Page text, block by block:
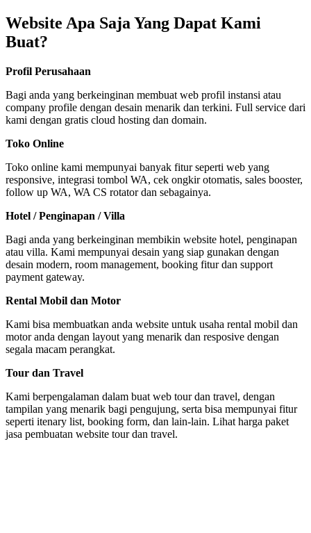
Website Apa Saja Yang Dapat Kami
Buat?
Profil Perusahaan
Bagi anda yang berkeinginan membuat web profil instansi atau
company profile dengan desain menarik dan terkini. Full service dari
kami dengan gratis cloud hosting dan domain.
Toko Online
Toko online kami mempunyai banyak fitur seperti web yang
responsive, integrasi tombol WA, cek ongkir otomatis, sales booster,
follow up WA, WA CS rotator dan sebagainya.
Hotel / Penginapan / Villa
Bagi anda yang berkeinginan membikin website hotel, penginapan
atau villa. Kami mempunyai desain yang siap gunakan dengan
desain modern, room management, booking fitur dan support
payment gateway.
Rental Mobil dan Motor
Kami bisa membuatkan anda website untuk usaha rental mobil dan
motor anda dengan layout yang menarik dan resposive dengan
segala macam perangkat.
Tour dan Travel
Kami berpengalaman dalam buat web tour dan travel, dengan
tampilan yang menarik bagi pengujung, serta bisa mempunyai fitur
seperti itenary list, booking form, dan lain-lain. Lihat harga paket
jasa pembuatan website tour dan travel.